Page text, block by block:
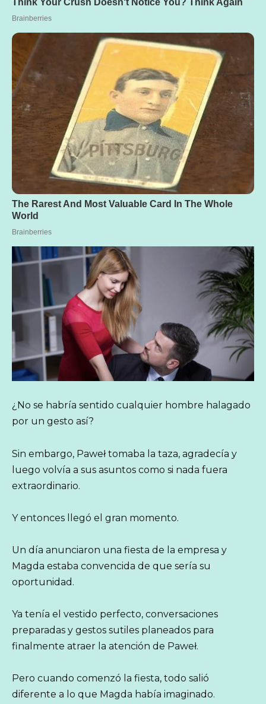
¿No se habría sentido cualquier hombre halagado
por un gesto así?
Sin embargo, Paweł tomaba la taza, agradecía y
luego volvía a sus asuntos como si nada fuera
extraordinario.
Y entonces llegó el gran momento.
Un día anunciaron una fiesta de la empresa y
Magda estaba convencida de que sería su
oportunidad.
Ya tenía el vestido perfecto, conversaciones
preparadas y gestos sutiles planeados para
finalmente atraer la atención de Paweł.
Pero cuando comenzó la fiesta, todo salió
diferente a lo que Magda había imaginado.